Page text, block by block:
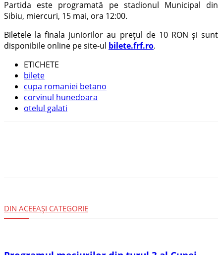
Partida este programată pe stadionul Municipal din
Sibiu, miercuri, 15 mai, ora 12:00.
Biletele la finala juniorilor au prețul de 10 RON și sunt
disponibile online pe site-ul bilete.frf.ro.
ETICHETE
bilete
cupa romaniei betano
corvinul hunedoara
otelul galati
DIN ACEEAȘI CATEGORIE